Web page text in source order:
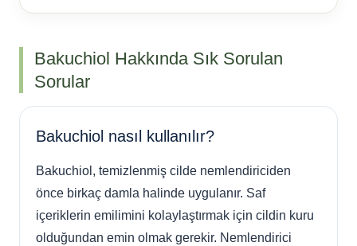
Bakuchiol Hakkında Sık Sorulan
Sorular
Bakuchiol nasıl kullanılır?
Bakuchiol, temizlenmiş cilde nemlendiriciden
önce birkaç damla halinde uygulanır. Saf
içeriklerin emilimini kolaylaştırmak için cildin kuru
olduğundan emin olmak gerekir. Nemlendirici